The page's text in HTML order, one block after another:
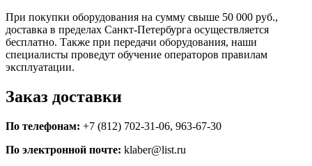
При покупки оборудования на сумму свыше 50 000 руб.,
доставка в пределах Санкт-Петербурга осуществляется
бесплатно. Также при передачи оборудования, наши
специалисты проведут обучение операторов правилам
эксплуатации.
Заказ доставки
По телефонам: +7 (812) 702-31-06, 963-67-30
По электронной почте: klaber@list.ru